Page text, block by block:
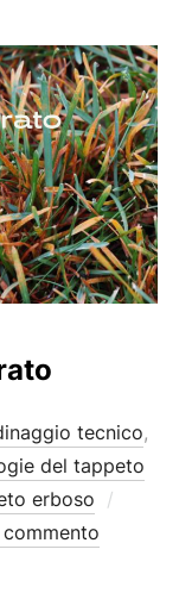
tecnico,
del tappeto
erboso
commento